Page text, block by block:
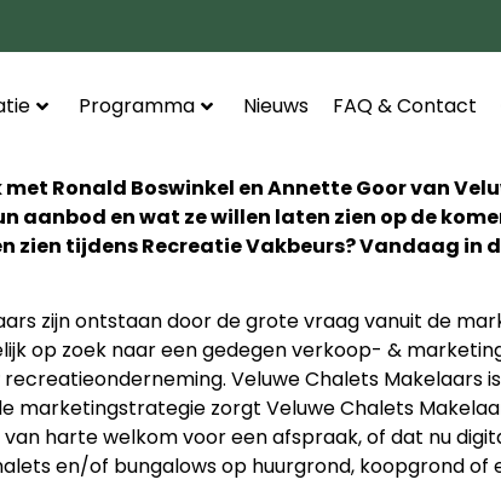
Programma Nieuws FAQ & Contact
Ronald Boswinkel en Annette Goor van
aanbod en wat ze willen laten zien op de
zien tijdens Recreatie Vakbeurs? Vandaag in
zijn ontstaan door de grote vraag vanuit de
op zoek naar een gedegen verkoop- &
Veluwe Chalets
marketingstrategie zorgt Veluwe Chalets
harte welkom voor een afspraak, of dat nu
en/of bungalows op huurgrond, koopgrond of